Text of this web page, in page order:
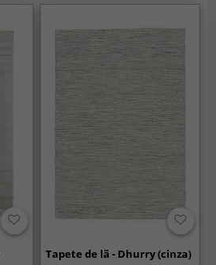
Tapete de lã - Dhurry (cinza)